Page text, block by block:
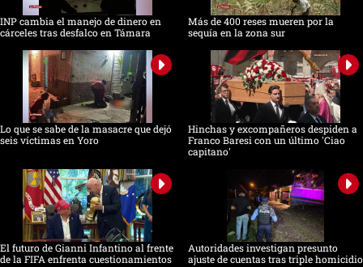
INP cambia el manejo de dinero en
cárceles tras desfalco en Támara
Más de 400 reses mueren por la
sequía en la zona sur
Lo que se sabe de la masacre que dejó
seis víctimas en Yoro
Hinchas y excompañeros despiden a
Franco Baresi con un último 'Ciao
capitano'
El futuro de Gianni Infantino al frente
de la FIFA enfrenta cuestionamientos
Autoridades investigan presunto
ajuste de cuentas tras triple homicidio